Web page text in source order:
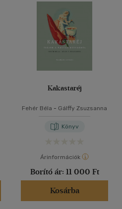
Kakastaréj
Fehér Béla - Gálffy Zsuzsanna
Könyv
Árinformációk
Borító ár: 11 000 Ft
Kosárba